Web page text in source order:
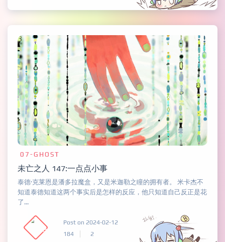
07-GHOST
未亡之人 147:一点点小事
泰德·克莱恩是潘多拉魔盒，又是米迦勒之瞳的拥有者。 米卡杰不
知道泰德知道这两个事实后是怎样的反应，他只知道自己反正是花
了...
Post on 2024-02-12
184
2